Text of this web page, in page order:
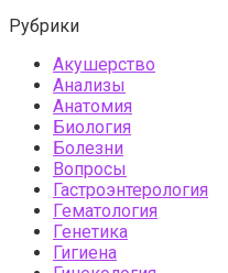
Рубрики
Акушерство
Анализы
Анатомия
Биология
Болезни
Вопросы
Гастроэнтерология
Гематология
Генетика
Гигиена